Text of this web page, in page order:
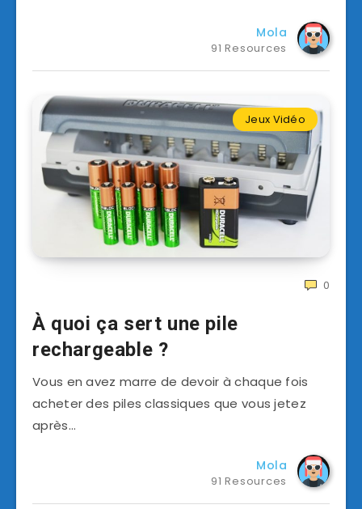
Mola
91 Resources
Jeux Vidéo
0
À quoi ça sert une pile
rechargeable ?
Vous en avez marre de devoir à chaque fois
acheter des piles classiques que vous jetez
après…
Mola
91 Resources